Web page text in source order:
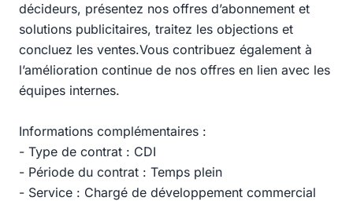
décideurs, présentez nos offres d’abonnement et
solutions publicitaires, traitez les objections et
concluez les ventes.Vous contribuez également à
l’amélioration continue de nos offres en lien avec les
équipes internes.
Informations complémentaires :
- Type de contrat : CDI
- Période du contrat : Temps plein
- Service : Chargé de développement commercial